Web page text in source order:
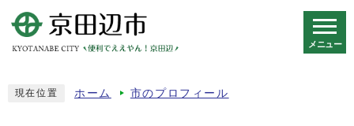
メニュー
現在位置 ホーム 市のプロフィール